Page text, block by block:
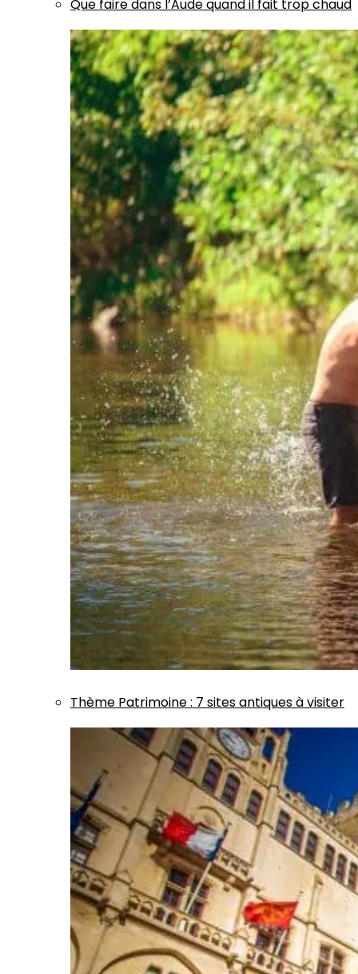
Que faire dans l’Aude quand il fait trop chaud
Thème Patrimoine: 7 sites antiques à visiter